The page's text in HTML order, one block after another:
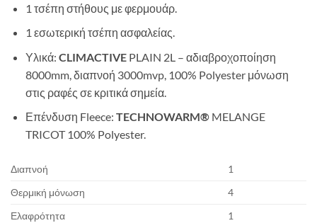
1 τσέπη στήθους με φερμουάρ.
1 εσωτερική τσέπη ασφαλείας.
Υλικά: CLIMACTIVE PLAIN 2L – αδιαβροχοποίηση
8000mm, διαπνοή 3000mvp, 100% Polyester μόνωση
στις ραφές σε κριτικά σημεία.
Επένδυση Fleece: TECHNOWARM®MELANGE
TRICOT 100% Polyester.
Διαπνοή
1
Θερμική μόνωση
4
Ελαφρότητα
1